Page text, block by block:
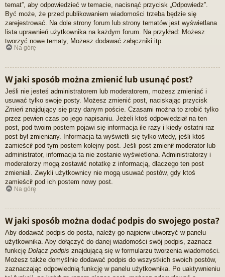
temat”, aby odpowiedzieć w temacie, nacisnąć przycisk „Odpowiedz”.
Być może, że przed publikowaniem wiadomości trzeba będzie się
zarejestrować. Na dole strony forum lub strony tematów jest wyświetlana
lista uprawnień użytkownika na każdym forum. Na przykład: Możesz
tworzyć nowe tematy, Możesz dodawać załączniki itp.
Na górę
W jaki sposób można zmienić lub usunąć post?
Jeśli nie jesteś administratorem lub moderatorem, możesz zmieniać i
usuwać tylko swoje posty. Możesz zmienić post, naciskając przycisk
Zmień znajdujący się przy danym poście. Czasami można to zrobić tylko
przez pewien czas po jego napisaniu. Jeżeli ktoś odpowiedział na ten
post, pod twoim postem pojawi się informacja ile razy i kiedy ostatni raz
post był zmieniany. Informacja ta wyświetli się tylko wtedy, jeśli ktoś
zamieścił pod tym postem kolejny post. Jeśli post zmienił moderator lub
administrator, informacja ta nie zostanie wyświetlona. Administratorzy i
moderatorzy mogą zostawić notatkę z informacją, dlaczego ten post
zmieniali. Zwykli użytkownicy nie mogą usuwać postów, gdy ktoś
zamieścił pod ich postem nowy post.
Na górę
W jaki sposób można dodać podpis do swojego posta?
Aby dodawać podpis do posta, należy go najpierw utworzyć w panelu
użytkownika. Aby dołączyć do danej wiadomości swój podpis, zaznacz
funkcję Dołącz podpis znajdującą się w formularzu tworzenia wiadomości.
Możesz także domyślnie dodawać podpis do wszystkich swoich postów,
zaznaczając odpowiednią funkcję w panelu użytkownika. Po uaktywnieniu